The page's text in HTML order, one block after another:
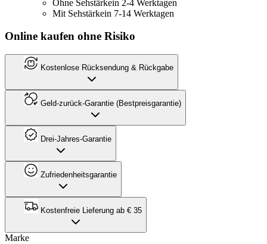
Ohne Sehstärkein 2-4 Werktagen
Mit Sehstärkein 7-14 Werktagen
Online kaufen ohne Risiko
Kostenlose Rücksendung & Rückgabe
Geld-zurück-Garantie (Bestpreisgarantie)
Drei-Jahres-Garantie
Zufriedenheitsgarantie
Kostenfreie Lieferung ab € 35
Marke